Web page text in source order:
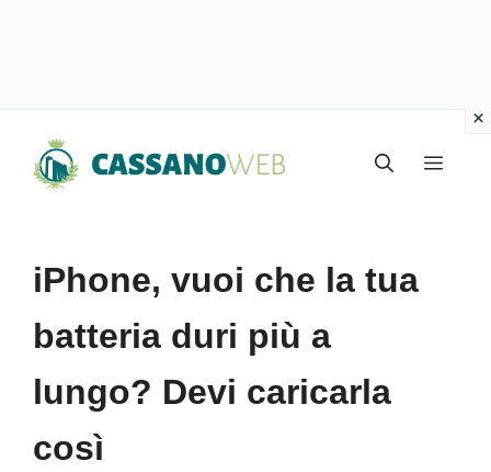
Menu
iPhone, vuoi che la tua
batteria duri più a
lungo? Devi caricarla
così